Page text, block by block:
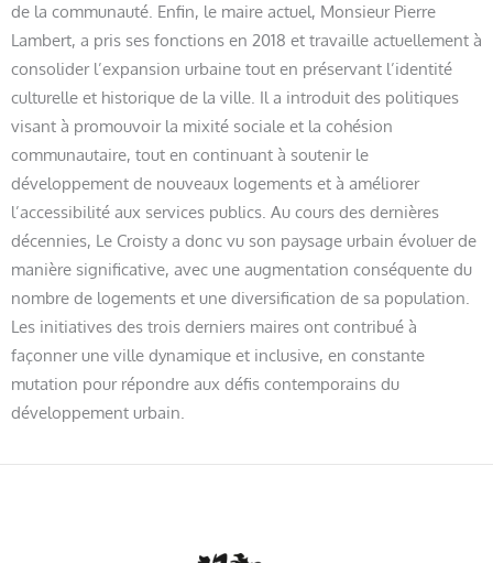
de la communauté. Enfin, le maire actuel, Monsieur Pierre
Lambert, a pris ses fonctions en 2018 et travaille actuellement à
consolider l’expansion urbaine tout en préservant l’identité
culturelle et historique de la ville. Il a introduit des politiques
visant à promouvoir la mixité sociale et la cohésion
communautaire, tout en continuant à soutenir le
développement de nouveaux logements et à améliorer
l’accessibilité aux services publics. Au cours des dernières
décennies, Le Croisty a donc vu son paysage urbain évoluer de
manière significative, avec une augmentation conséquente du
nombre de logements et une diversification de sa population.
Les initiatives des trois derniers maires ont contribué à
façonner une ville dynamique et inclusive, en constante
mutation pour répondre aux défis contemporains du
développement urbain.